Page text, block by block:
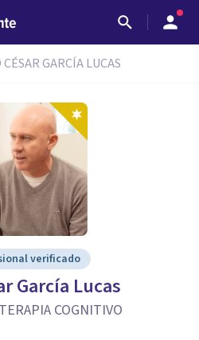
GARCÍA LUCAS
verificado
García Lucas
COGNITIVO